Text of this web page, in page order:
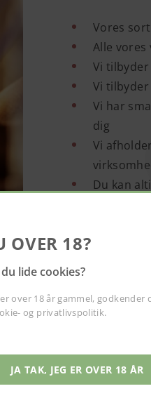
Vores
Alle vores
Vi
Vi
Vi har
dig
Vi
Du kan
OVER 18?
lide cookies?
over 18 år gammel, godkender
og privatlivspolitik.
JA TAK, JEG ER OVER 18 ÅR